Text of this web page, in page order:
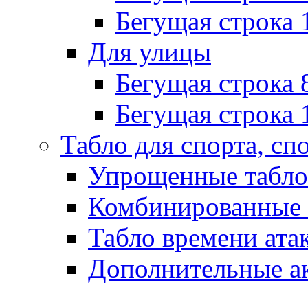
Бегущая строка
Для улицы
Бегущая строка
Бегущая строка
Табло для спорта,
Упрощенные табло
Комбинированные
Табло времени
Дополнительные